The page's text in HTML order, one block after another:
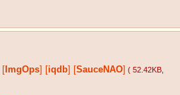
ImgOps iqdb SauceNAO ( 52.42KB